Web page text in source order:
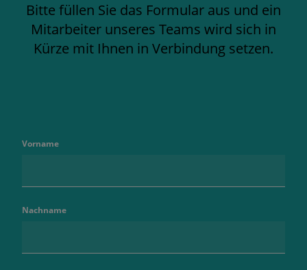
Bitte füllen Sie das Formular aus und ein
Mitarbeiter unseres Teams wird sich in
Kürze mit Ihnen in Verbindung setzen.
Vorname
Nachname